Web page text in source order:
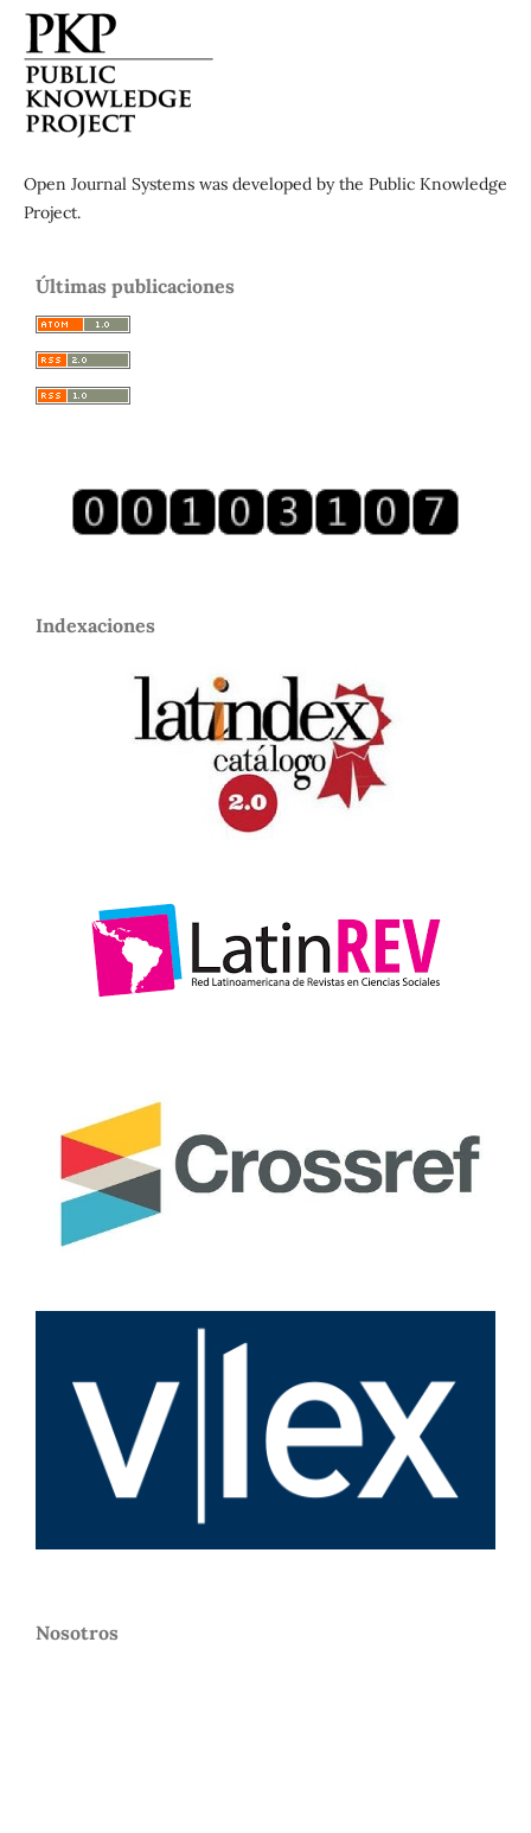
Open Journal Systems was developed by the Public Knowledge
Project.
Últimas publicaciones
Indexaciones
Nosotros